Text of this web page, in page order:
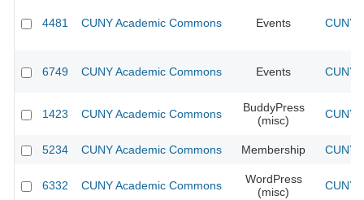
4481 CUNY Academic Commons Events CUNY
6749 CUNY Academic Commons Events CUNY
1423 CUNY Academic Commons
BuddyPress
(misc)
CUNY
5234 CUNY Academic Commons Membership CUNY
6332 CUNY Academic Commons
WordPress
(misc)
CUNY